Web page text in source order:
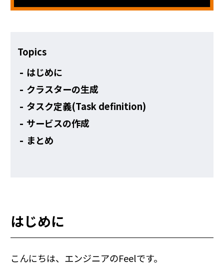
Topics
はじめに
クラスターの生成
タスク定義(Task definition)
サービスの作成
まとめ
はじめに
こんにちは、エンジニアのFeelです。